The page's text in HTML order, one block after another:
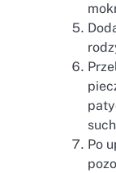
Po